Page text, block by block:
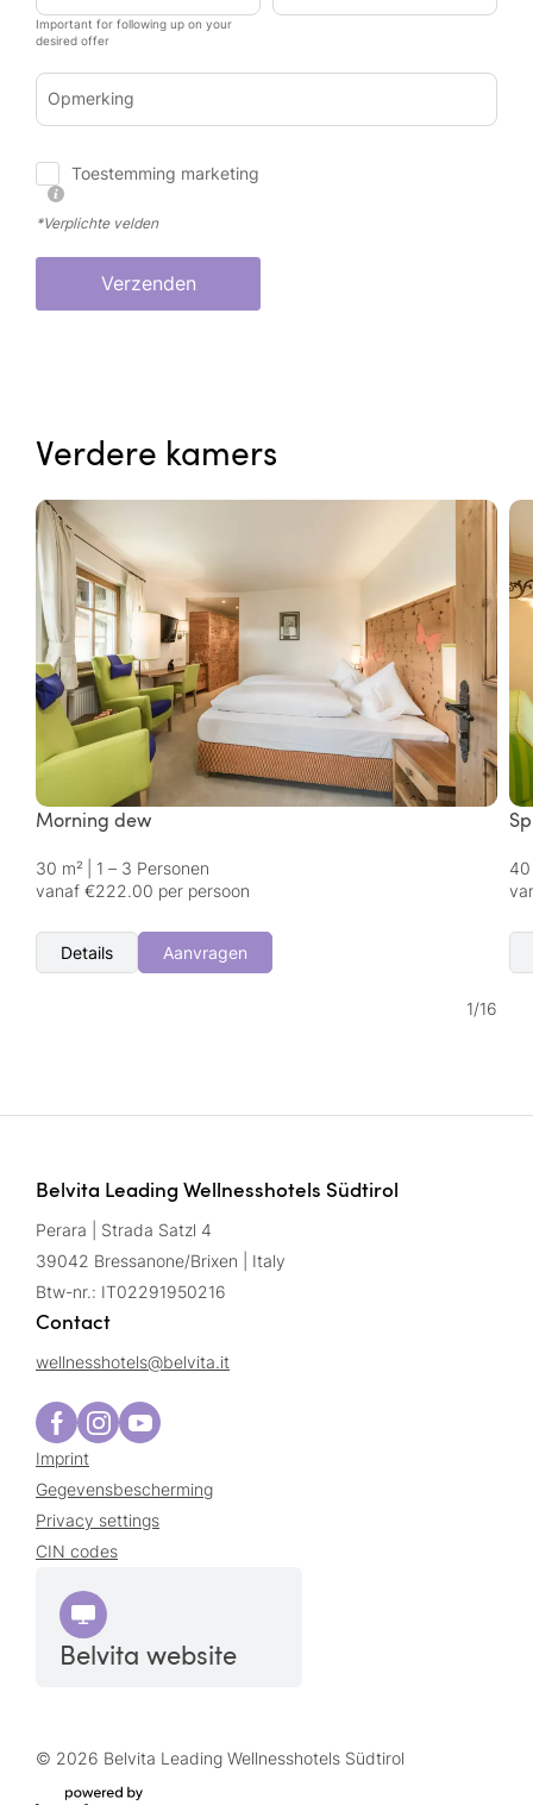
Important for following up on your
desired offer
Opmerking
Toestemming marketing
*Verplichte velden
Verzenden
Verdere kamers
Morning dew
30 m²
1 – 3 Personen
vanaf €222.00 per persoon
Details Aanvragen
40
1/16
Belvita Leading Wellnesshotels Südtirol
Perara | Strada Satzl 4
39042 Bressanone/Brixen | Italy
Btw-nr.: IT02291950216
Contact
wellnesshotels@belvita.it
Imprint
Gegevensbescherming
Privacy settings
CIN codes
Belvita website
© 2026 Belvita Leading Wellnesshotels Südtirol